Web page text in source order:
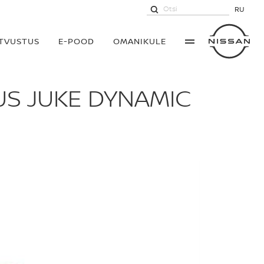
E-POOD OMANIKULE
RU
JUKE DYNAMIC